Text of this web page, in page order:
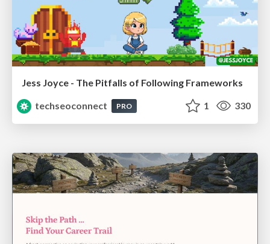
Jess Joyce - The Pitfalls of Following Frameworks
techseoconnect
PRO 1 330